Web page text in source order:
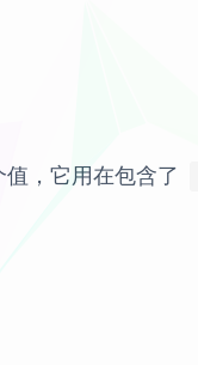
，它用在包含了